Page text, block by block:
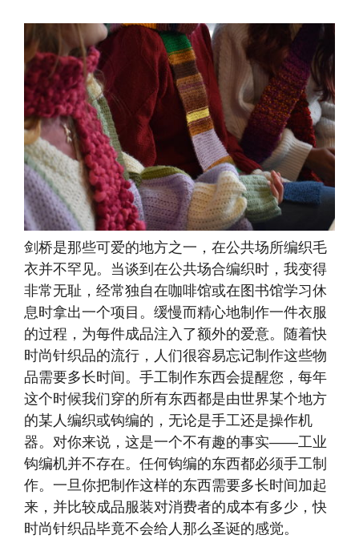
剑桥是那些可爱的地方之一，在公共场所编织毛
衣并不罕见。当谈到在公共场合编织时，我变得
非常无耻，经常独自在咖啡馆或在图书馆学习休
息时拿出一个项目。缓慢而精心地制作一件衣服
的过程，为每件成品注入了额外的爱意。随着快
时尚针织品的流行，人们很容易忘记制作这些物
品需要多长时间。手工制作东西会提醒您，每年
这个时候我们穿的所有东西都是由世界某个地方
的某人编织或钩编的，无论是手工还是操作机
器。对你来说，这是一个不有趣的事实——工业
钩编机并不存在。任何钩编的东西都必须手工制
作。一旦你把制作这样的东西需要多长时间加起
来，并比较成品服装对消费者的成本有多少，快
时尚针织品毕竟不会给人那么圣诞的感觉。